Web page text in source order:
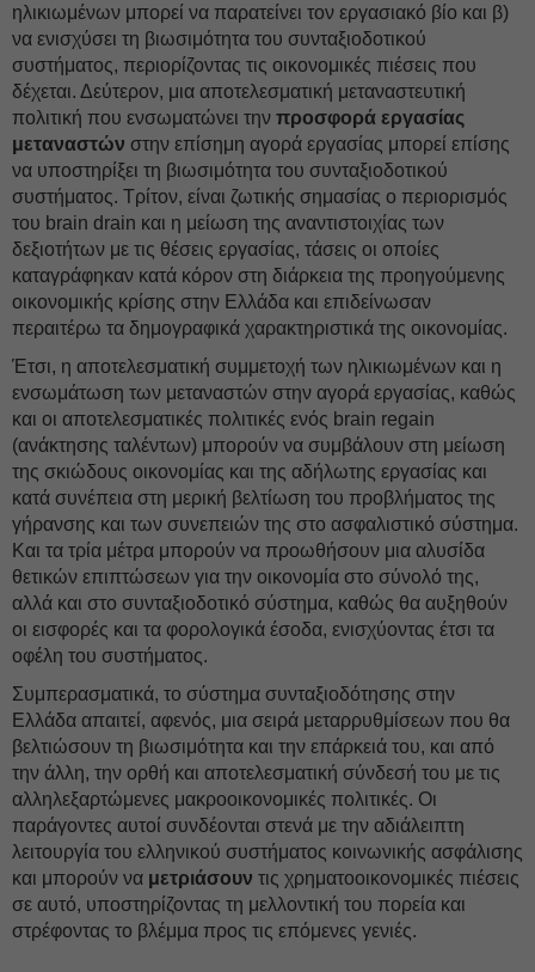
ηλικιωμένων μπορεί να παρατείνει τον εργασιακό βίο και β)
να ενισχύσει τη βιωσιμότητα του συνταξιοδοτικού
συστήματος, περιορίζοντας τις οικονομικές πιέσεις που
δέχεται. Δεύτερον, μια αποτελεσματική μεταναστευτική
πολιτική που ενσωματώνει την προσφορά εργασίας
μεταναστών στην επίσημη αγορά εργασίας μπορεί επίσης
να υποστηρίξει τη βιωσιμότητα του συνταξιοδοτικού
συστήματος. Τρίτον, είναι ζωτικής σημασίας ο περιορισμός
του brain drain και η μείωση της αναντιστοιχίας των
δεξιοτήτων με τις θέσεις εργασίας, τάσεις οι οποίες
καταγράφηκαν κατά κόρον στη διάρκεια της προηγούμενης
οικονομικής κρίσης στην Ελλάδα και επιδείνωσαν
περαιτέρω τα δημογραφικά χαρακτηριστικά της οικονομίας.
Έτσι, η αποτελεσματική συμμετοχή των ηλικιωμένων και η
ενσωμάτωση των μεταναστών στην αγορά εργασίας, καθώς
και οι αποτελεσματικές πολιτικές ενός brain regain
(ανάκτησης ταλέντων) μπορούν να συμβάλουν στη μείωση
της σκιώδους οικονομίας και της αδήλωτης εργασίας και
κατά συνέπεια στη μερική βελτίωση του προβλήματος της
γήρανσης και των συνεπειών της στο ασφαλιστικό σύστημα.
Και τα τρία μέτρα μπορούν να προωθήσουν μια αλυσίδα
θετικών επιπτώσεων για την οικονομία στο σύνολό της,
αλλά και στο συνταξιοδοτικό σύστημα, καθώς θα αυξηθούν
οι εισφορές και τα φορολογικά έσοδα, ενισχύοντας έτσι τα
οφέλη του συστήματος.
Συμπερασματικά, το σύστημα συνταξιοδότησης στην
Ελλάδα απαιτεί, αφενός, μια σειρά μεταρρυθμίσεων που θα
βελτιώσουν τη βιωσιμότητα και την επάρκειά του, και από
την άλλη, την ορθή και αποτελεσματική σύνδεσή του με τις
αλληλεξαρτώμενες μακροοικονομικές πολιτικές. Οι
παράγοντες αυτοί συνδέονται στενά με την αδιάλειπτη
λειτουργία του ελληνικού συστήματος κοινωνικής ασφάλισης
και μπορούν να μετριάσουν τις χρηματοοικονομικές πιέσεις
σε αυτό, υποστηρίζοντας τη μελλοντική του πορεία και
στρέφοντας το βλέμμα προς τις επόμενες γενιές.